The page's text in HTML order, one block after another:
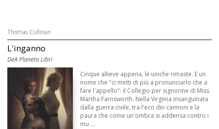
Thomas Cullinan
L'inganno
DeA Planeta Libri
Cinque allieve appena, le uniche rimaste. E un
nome che "ci metti di più a pronunciarlo che a
fare l'appello": il Collegio per signorine di Miss
Martha Farnsworth. Nella Virginia insanguinata
dalla guerra civile, tra l'eco dei cannoni e la
paura che come un'ombra si addensa contro i
mu ...